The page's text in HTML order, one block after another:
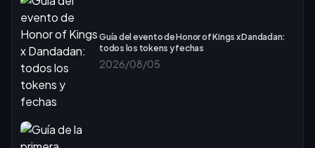
Guía del evento de Honor of Kings x Dandadan:
todos los tokens y fechas
2026/08/05